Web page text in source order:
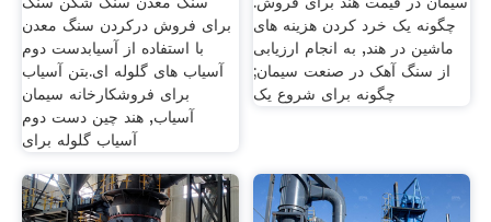
برای فروش درکردن سنگ معدن
با استفاده از آسیابدست دوم
آسیاب های گلوله ای.بتن آسیاب
برای فروشکارخانه سیمان
آسیاب, هند چین دست دوم
آسیاب گلوله برای
چگونه یک خرد کردن هزینه های
ماشین در هند, به انجام ارزیابی
از سنگ آهک در صنعت سیمان;
چگونه برای شروع یک